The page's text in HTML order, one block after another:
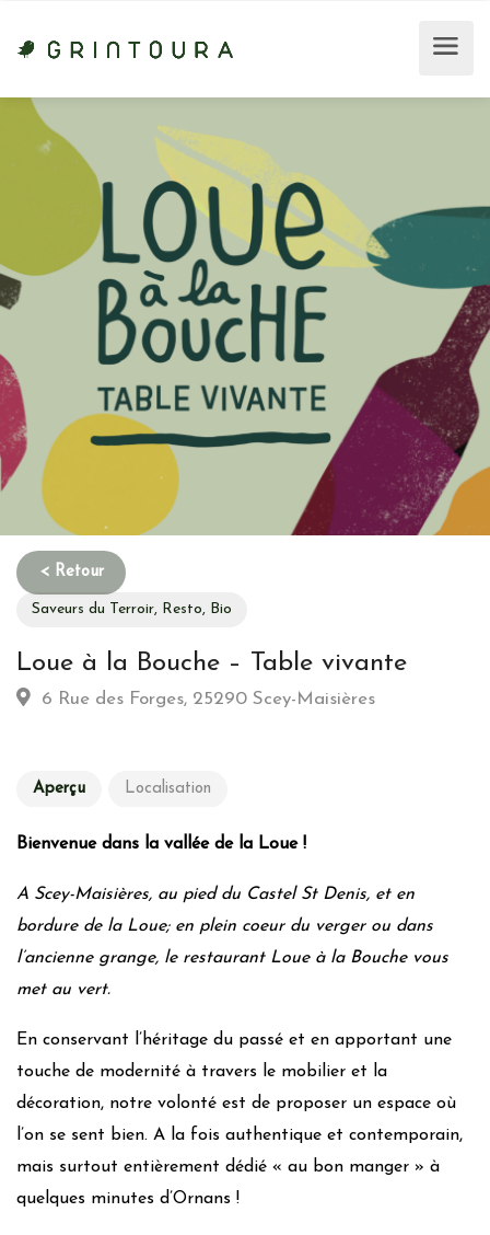
Saveurs du Terroir, Resto, Bio
Loue à la Bouche – Table vivante
6 Rue des Forges, 25290 Scey-Maisières
Aperçu Localisation
Bienvenue dans la vallée de la Loue !
A Scey-Maisières, au pied du Castel St Denis, et en
bordure de la Loue; en plein coeur du verger ou dans
l’ancienne grange, le restaurant Loue à la Bouche vous
met au vert.
En conservant l’héritage du passé et en apportant une
touche de modernité à travers le mobilier et la
décoration, notre volonté est de proposer un espace où
l’on se sent bien. A la fois authentique et contemporain,
mais surtout entièrement dédié « au bon manger » à
quelques minutes d’Ornans !